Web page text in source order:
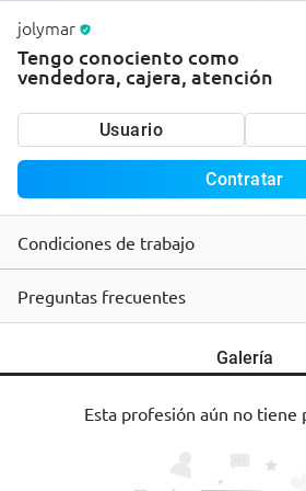
jolymar
Tengo conociento como
vendedora, cajera, atención
Usuario
Contratar
Condiciones de trabajo
Preguntas frecuentes
Galería
Esta profesión aún no tiene